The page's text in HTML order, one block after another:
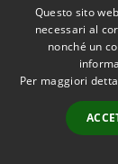
Accessibilità
Questo sito
necessari al
nonché un
Per maggiori